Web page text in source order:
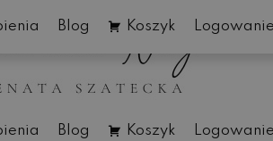
Blog Koszyk
Blog Koszyk